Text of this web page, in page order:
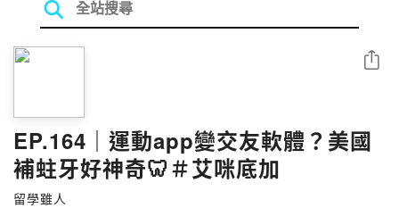
EP.164｜運動app變交友軟體？美國
補蛀牙好神奇🦷＃艾咪底加
留學雖人
分享